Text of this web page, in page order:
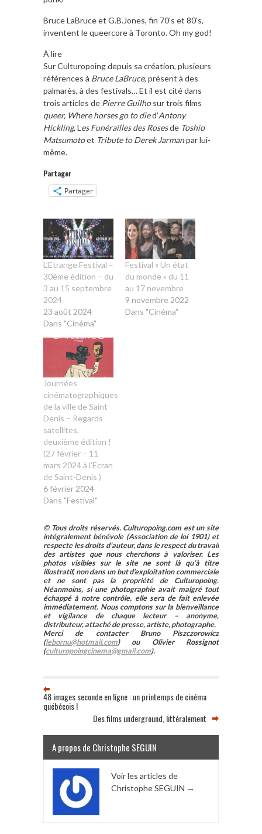
Bruce LaBruce et G.B.Jones, fin 70’s et 80’s,
inventent le queercore à Toronto. Oh my god!
À lire
Sur Culturopoing depuis sa création, plusieurs
références à Bruce LaBruce, présent à des
palmarès, à des festivals… Et il est cité dans
trois articles de Pierre Guilhosur trois films
queer, Where horses go to died’Antony
Hickling, L es Funérailles des Rosesde Toshio
Matsumotoet Tribute to Derek Jarmanpar lui-
même.
Partager
Partager
L’Etrange Festival –
30ème édition – du
3 au 15 septembre
2024
23 août 2024
Dans "Cinéma"
Festival « Un état
du monde » du 11
au 17 novembre
9 novembre 2022
Dans "Cinéma"
Journées
cinématographiques
de la ville de Saint
Denis – Regards
satellites,
deuxième édition !
(27 février – 11
mars 2024 à l’Ecran
de Saint-Denis )
6 février 2024
Dans "Festival"
© Tous droits réservés. Culturopoing.com est un site
intégralement bénévole (Association de loi 1901) et
respecte les droits d’auteur, dans le respect du travail
des artistes que nous cherchons à valoriser. Les
photos visibles sur le site ne sont là qu’à titre
illustratif, non dans un but d’exploitation commerciale
et ne sont pas la propriété de Culturopoing.
Néanmoins, si une photographie avait malgré tout
échappé à notre contrôle, elle sera de fait enlevée
immédiatement. Nous comptons sur la bienveillance
et vigilance de chaque lecteur – anonyme,
distributeur, attaché de presse, artiste, photographe.
Merci de contacter Bruno Piszczorowicz
(lebornu@hotmail.com) ou Olivier Rossignot
(culturopoingcinema@gmail.com).
48 images seconde en ligne : un printemps de cinéma
québécois !
Des films underground, littéralement
A propos de Christophe SEGUIN
Voir les articles de
Christophe SEGUIN →